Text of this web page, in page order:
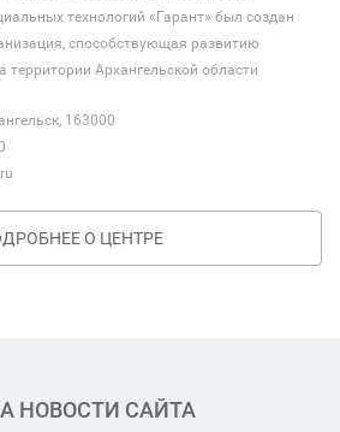
технологий «Гарант» был создан
способствующая развитию
территории Архангельской области
163000
О ЦЕНТРЕ
НОВОСТИ САЙТА